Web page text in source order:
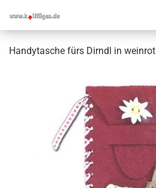
Handytasche fürs Dirndl in weinrot